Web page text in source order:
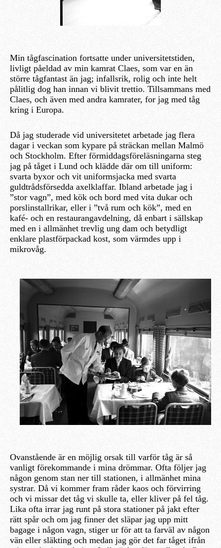
Min tågfascination fortsatte under universitetstiden,
livligt påeldad av min kamrat Claes, som var en än
större tågfantast än jag; infallsrik, rolig och inte helt
pålitlig dog han innan vi blivit trettio. Tillsammans med
Claes, och även med andra kamrater, for jag med tåg
kring i Europa.
Då jag studerade vid universitetet arbetade jag flera
dagar i veckan som kypare på sträckan mellan Malmö
och Stockholm. Efter förmiddagsföreläsningarna steg
jag på tåget i Lund och klädde där om till uniform:
svarta byxor och vit uniformsjacka med svarta
guldtrådsförsedda axelklaffar. Ibland arbetade jag i
”stor vagn”, med kök och bord med vita dukar och
porslinstallrikar, eller i ”två rum och kök”, med en
kafé- och en restaurangavdelning, då enbart i sällskap
med en i allmänhet trevlig ung dam och betydligt
enklare plastförpackad kost, som värmdes upp i
mikrovåg.
Ovanstående är en möjlig orsak till varför tåg är så
vanligt förekommande i mina drömmar. Ofta följer jag
någon genom stan ner till stationen, i allmänhet mina
systrar. Då vi kommer fram råder kaos och förvirring
och vi missar det tåg vi skulle ta, eller kliver på fel tåg.
Lika ofta irrar jag runt på stora stationer på jakt efter
rätt spår och om jag finner det släpar jag upp mitt
bagage i någon vagn, stiger ur för att ta farväl av någon
vän eller släkting och medan jag gör det far tåget ifrån